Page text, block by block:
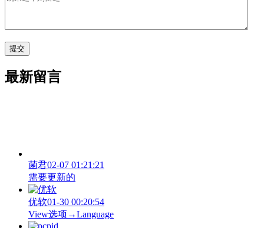
最新留言
菌君02-07 01:21:21
需要更新的
优软01-30 00:20:54
View‌选项→Language